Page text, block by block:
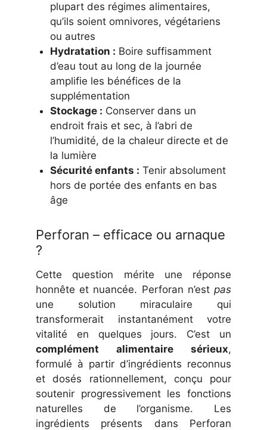
plupart des régimes alimentaires,
qu’ils soient omnivores, végétariens
ou autres
Hydratation : Boire suffisamment
d’eau tout au long de la journée
amplifie les bénéfices de la
supplémentation
Stockage : Conserver dans un
endroit frais et sec, à l’abri de
l’humidité, de la chaleur directe et de
la lumière
Sécurité enfants : Tenir absolument
hors de portée des enfants en bas
âge
Perforan – efficace ou arnaque
?
Cette question mérite une réponse
honnête et nuancée. Perforan n’est pas
une solution miraculaire qui
transformerait instantanément votre
vitalité en quelques jours. C’est un
complément alimentaire sérieux,
formulé à partir d’ingrédients reconnus
et dosés rationnellement, conçu pour
soutenir progressivement les fonctions
naturelles de l’organisme. Les
ingrédients présents dans Perforan